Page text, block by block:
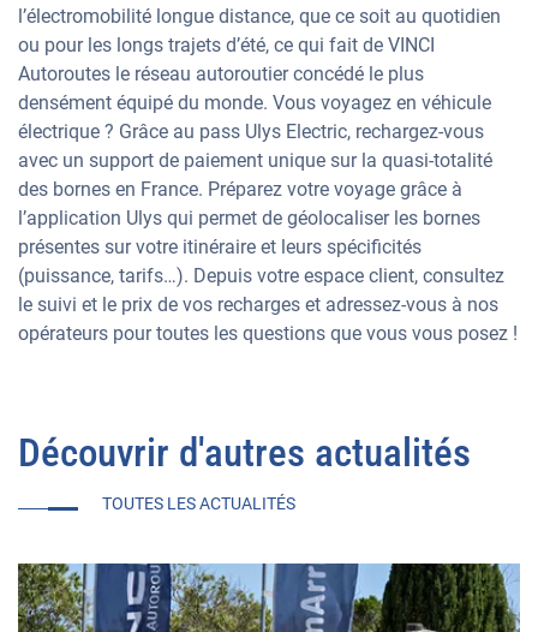
l’électromobilité longue distance, que ce soit au quotidien
ou pour les longs trajets d’été, ce qui fait de VINCI
Autoroutes le réseau autoroutier concédé le plus
densément équipé du monde. Vous voyagez en véhicule
électrique ? Grâce au pass Ulys Electric, rechargez-vous
avec un support de paiement unique sur la quasi-totalité
des bornes en France. Préparez votre voyage grâce à
l’application Ulys qui permet de géolocaliser les bornes
présentes sur votre itinéraire et leurs spécificités
(puissance, tarifs…). Depuis votre espace client, consultez
le suivi et le prix de vos recharges et adressez-vous à nos
opérateurs pour toutes les questions que vous vous posez !
Découvrir d'autres actualités
TOUTES LES ACTUALITÉS